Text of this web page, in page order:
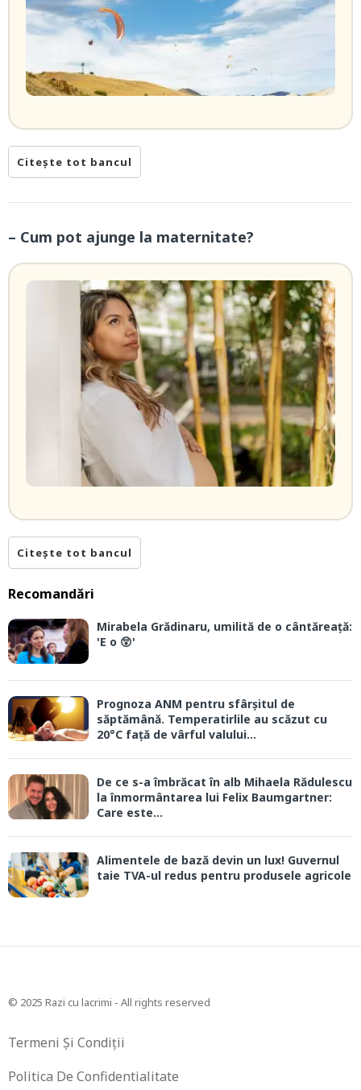
Citește tot bancul
– Cum pot ajunge la maternitate?
Citește tot bancul
Recomandări
Mirabela Grădinaru, umilită de o cântăreață:
'E o 😲'
Prognoza ANM pentru sfârșitul de
săptămână. Temperatirlile au scăzut cu
20°C față de vârful valului...
De ce s-a îmbrăcat în alb Mihaela Rădulescu
la înmormântarea lui Felix Baumgartner:
Care este...
Alimentele de bază devin un lux! Guvernul
taie TVA-ul redus pentru produsele agricole
© 2025 Razi cu lacrimi - All rights reserved
Termeni Și Condiții
Politica De Confidentialitate